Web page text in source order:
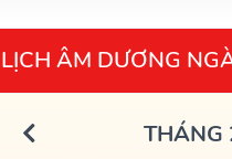
LỊCH ÂM DƯƠNG
THÁNG